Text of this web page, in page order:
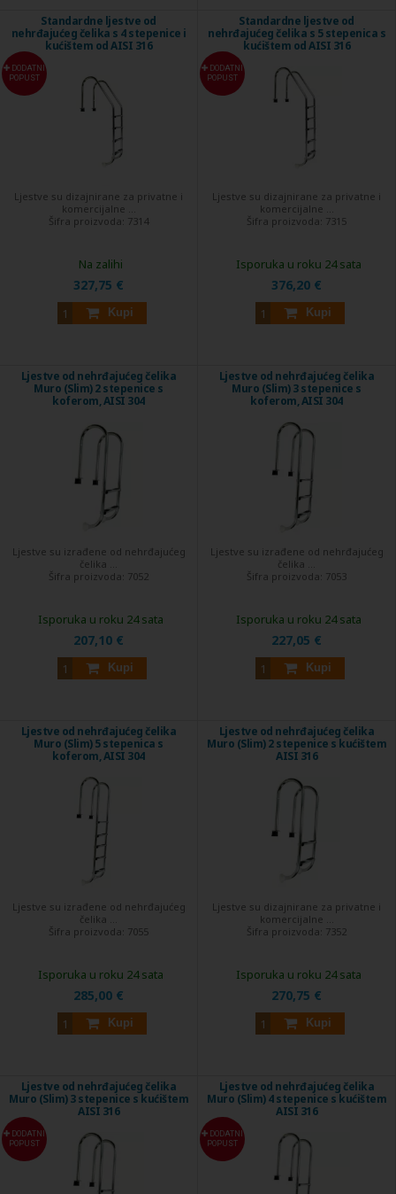
Standardne ljestve od
nehrđajućeg čelika s 4 stepenice i
kućištem od AISI 316
DODATNI
POPUST
Ljestve su dizajnirane za privatne i
komercijalne ...
Šifra proizvoda: 7314
327,75 €
Kupi
Na zalihi
Standardne ljestve od
nehrđajućeg čelika s 5 stepenica s
kućištem od AISI 316
DODATNI
POPUST
Ljestve su dizajnirane za privatne i
komercijalne ...
Šifra proizvoda: 7315
376,20 €
Kupi
Isporuka u roku 24 sata
Ljestve od nehrđajućeg čelika
Muro (Slim) 2 stepenice s
koferom, AISI 304
Ljestve su izrađene od nehrđajućeg
čelika ...
Šifra proizvoda: 7052
207,10 €
Kupi
Isporuka u roku 24 sata
Ljestve od nehrđajućeg čelika
Muro (Slim) 3 stepenice s
koferom, AISI 304
Ljestve su izrađene od nehrđajućeg
čelika ...
Šifra proizvoda: 7053
227,05 €
Kupi
Isporuka u roku 24 sata
Ljestve od nehrđajućeg čelika
Muro (Slim) 5 stepenica s
koferom, AISI 304
Ljestve su izrađene od nehrđajućeg
čelika ...
Šifra proizvoda: 7055
285,00 €
Kupi
Isporuka u roku 24 sata
Ljestve od nehrđajućeg čelika
Muro (Slim) 2 stepenice s kućištem
AISI 316
Ljestve su dizajnirane za privatne i
komercijalne ...
Šifra proizvoda: 7352
270,75 €
Kupi
Isporuka u roku 24 sata
Ljestve od nehrđajućeg čelika
Muro (Slim) 3 stepenice s kućištem
AISI 316
DODATNI
POPUST
Ljestve od nehrđajućeg čelika
Muro (Slim) 4 stepenice s kućištem
AISI 316
DODATNI
POPUST